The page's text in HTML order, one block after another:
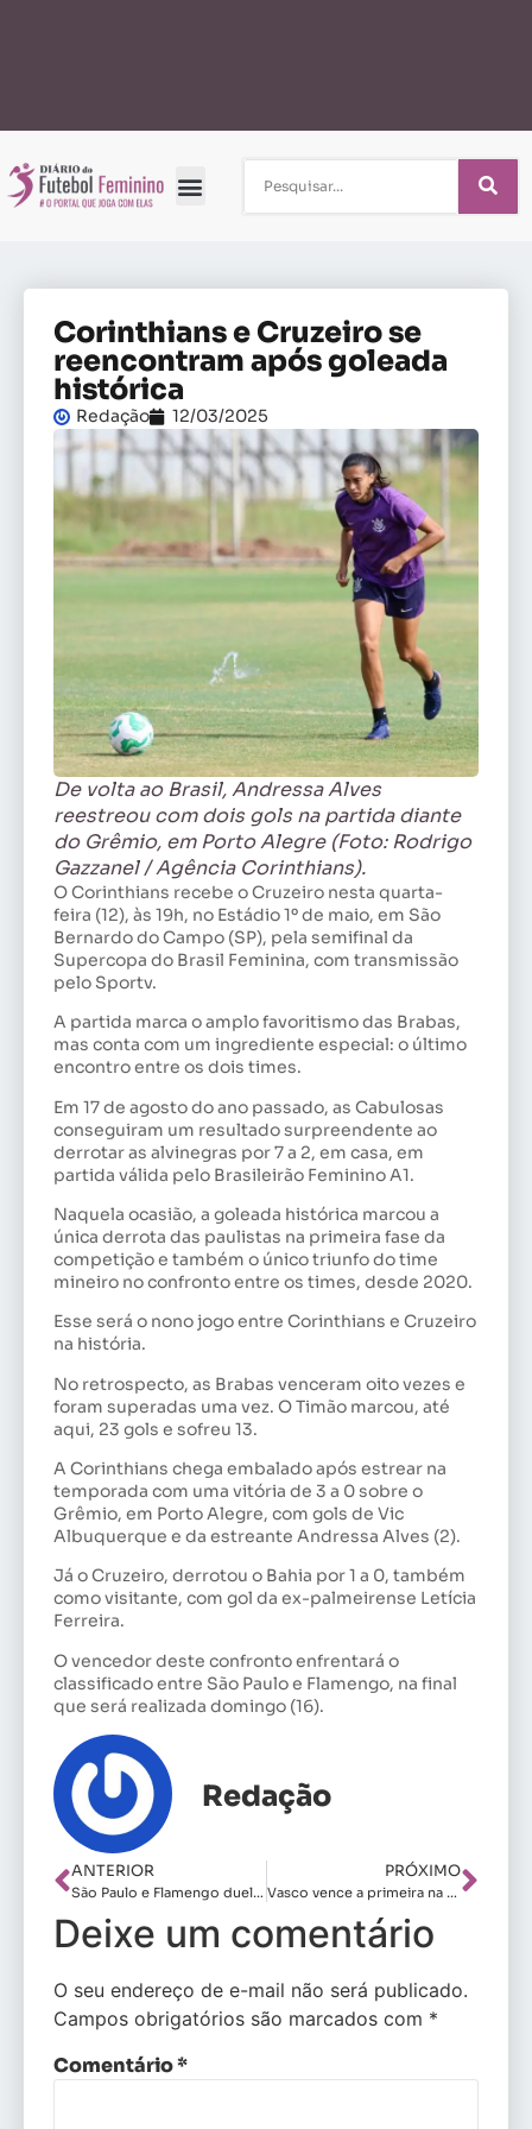
Corinthians e Cruzeiro se
reencontram após goleada
histórica
Redação 12/03/2025
De volta ao Brasil, Andressa Alves
reestreou com dois gols na partida diante
do Grêmio, em Porto Alegre (Foto: Rodrigo
Gazzanel / Agência Corinthians).
O Corinthians recebe o Cruzeiro nesta quarta-
feira (12), às 19h, no Estádio 1º de maio, em São
Bernardo do Campo (SP), pela semifinal da
Supercopa do Brasil Feminina, com transmissão
pelo Sportv.
A partida marca o amplo favoritismo das Brabas,
mas conta com um ingrediente especial: o último
encontro entre os dois times.
Em 17 de agosto do ano passado, as Cabulosas
conseguiram um resultado surpreendente ao
derrotar as alvinegras por 7 a 2, em casa, em
partida válida pelo Brasileirão Feminino A1.
Naquela ocasião, a goleada histórica marcou a
única derrota das paulistas na primeira fase da
competição e também o único triunfo do time
mineiro no confronto entre os times, desde 2020.
Esse será o nono jogo entre Corinthians e Cruzeiro
na história.
No retrospecto, as Brabas venceram oito vezes e
foram superadas uma vez. O Timão marcou, até
aqui, 23 gols e sofreu 13.
A Corinthians chega embalado após estrear na
temporada com uma vitória de 3 a 0 sobre o
Grêmio, em Porto Alegre, com gols de Vic
Albuquerque e da estreante Andressa Alves (2).
Já o Cruzeiro, derrotou o Bahia por 1 a 0, também
como visitante, com gol da ex-palmeirense Letícia
Ferreira.
O vencedor deste confronto enfrentará o
classificado entre São Paulo e Flamengo, na final
que será realizada domingo (16).
Redação
ANTERIOR
São Paulo e Flamengo duelam por vaga na final da Supercopa
PRÓXIMO
Vasco vence a primeira na Copa Rio
Deixe um comentário
O seu endereço de e-mail não será publicado.
Campos obrigatórios são marcados com *
Comentário*